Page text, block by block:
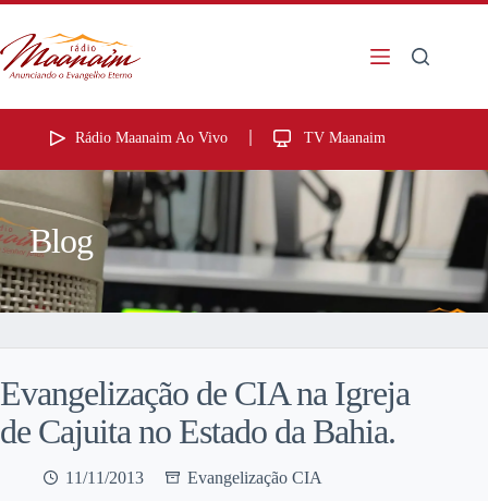
Rádio Maanaim Ao Vivo TV Maanaim
Blog
Evangelização de CIA na Igreja
de Cajuita no Estado da Bahia.
11/11/2013 Evangelização CIA